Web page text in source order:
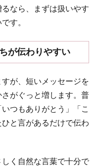
なら、まずは扱いやす
す。
が伝わりやすい
が、短いメッセージを
がぐっと増します。普
つもありがとう」「こ
と言があるだけで伝わ
く自然な言葉で十分で